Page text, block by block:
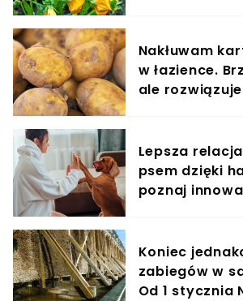
Nakłuwam
w łazience.
ale
Lepsza
psem dzięki
poznaj
Koniec
zabiegów w
Od 1 stycznia